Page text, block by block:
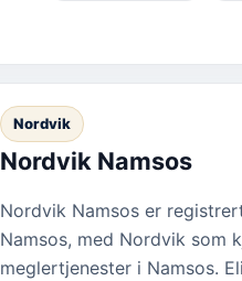
Nordvik
Nordvik Namsos
Nordvik Namsos er
Namsos, med Nordvik som
meglertjenester i Namsos.